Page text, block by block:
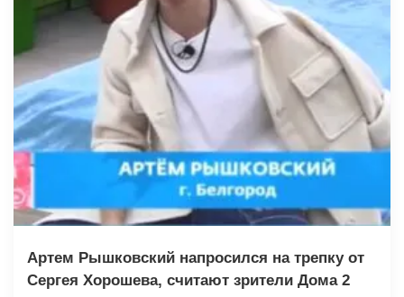
Артем Рышковский напросился на трепку от
Сергея Хорошева, считают зрители Дома 2